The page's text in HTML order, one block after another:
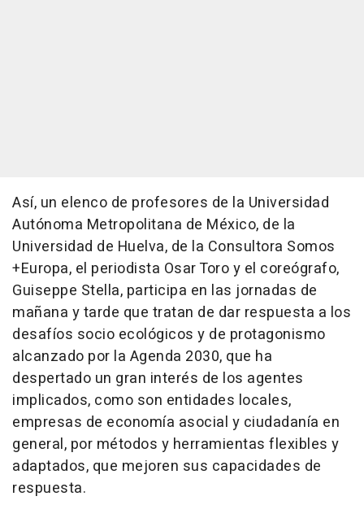
Así, un elenco de profesores de la Universidad
Autónoma Metropolitana de México, de la
Universidad de Huelva, de la Consultora Somos
+Europa, el periodista Osar Toro y el coreógrafo,
Guiseppe Stella, participa en las jornadas de
mañana y tarde que tratan de dar respuesta a los
desafíos socio ecológicos y de protagonismo
alcanzado por la Agenda 2030, que ha
despertado un gran interés de los agentes
implicados, como son entidades locales,
empresas de economía asocial y ciudadanía en
general, por métodos y herramientas flexibles y
adaptados, que mejoren sus capacidades de
respuesta.